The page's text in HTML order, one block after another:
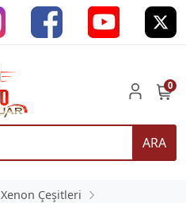
ARA
0
Xenon Çeşitleri